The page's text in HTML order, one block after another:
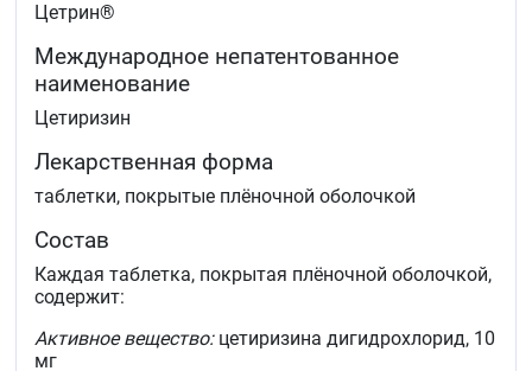
Цетрин®
Международное непатентованное
наименование
Цетиризин
Лекарственная форма
таблетки, покрытые плёночной оболочкой
Состав
Каждая таблетка, покрытая плёночной оболочкой,
содержит:
Активное вещество:цетиризина дигидрохлорид, 10
мг